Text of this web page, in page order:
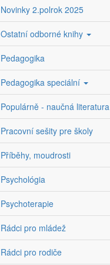
Novinky 2.polrok 2025
Ostatní odborné knihy
Pedagogika
Pedagogika speciální
Populárně - naučná literatura
Pracovní sešity pre školy
Příběhy, moudrosti
Psychológia
Psychoterapie
Rádci pro mládež
Rádci pro rodiče